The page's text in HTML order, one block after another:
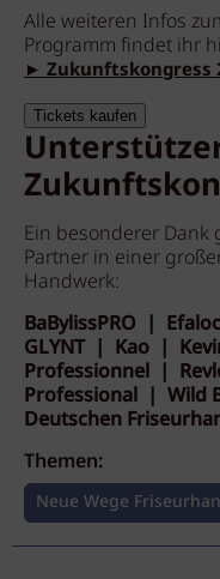
Alle weiteren Infos
Programm findet ihr
► Zukunftskongress
Tickets kaufen
Ein besonderer
Partner in einer
Handwerk:
BaBylissPRO |
GLYNT | Kao |
Professionnel |
Professional | Wild
Deutschen
Themen:
Neue Wege